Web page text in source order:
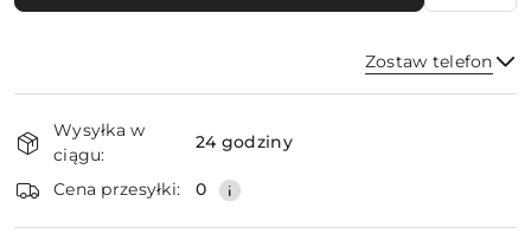
Zostaw telefon
Dostępność
i
dostawa
Wysyłka w
ciągu:
24 godziny
Cena przesyłki: 0